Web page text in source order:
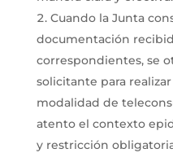
Cuando la Junta
documentación
correspondientes, se
solicitante para
modalidad de
atento el contexto
y restricción